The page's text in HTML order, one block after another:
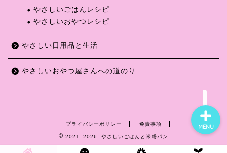
やさしいごはんレシピ
やさしいおやつレシピ
やさしい日用品と生活
やさしいおやつ屋さんへの道のり
プライバシーポリシー 免責事項
2021–2026 やさしいごはんと米粉パン
MENU
やさしい日用品と生活
やさしいごはんとおやつの